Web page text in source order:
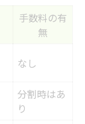
手数料の有
無
なし
分割時はあ
り